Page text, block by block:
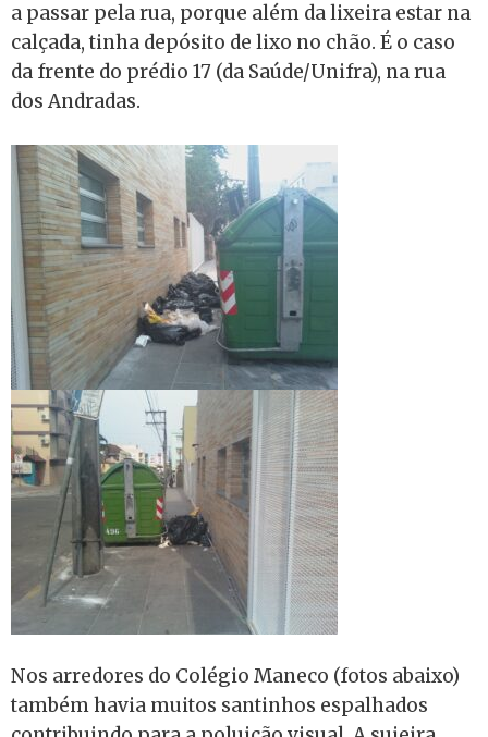
a passar pela rua, porque além da lixeira estar na
calçada, tinha depósito de lixo no chão. É o caso
da frente do prédio 17 (da Saúde/Unifra), na rua
dos Andradas.
Nos arredores do Colégio Maneco (fotos abaixo)
também havia muitos santinhos espalhados